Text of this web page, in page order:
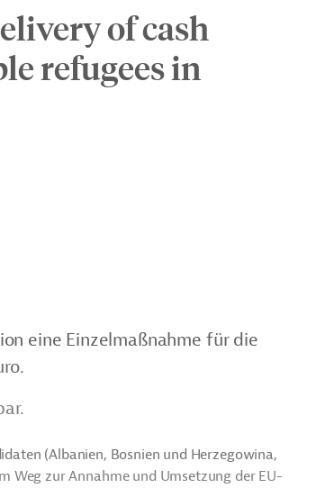
of cash
refugees in
eine Einzelmaßnahme für die
(Albanien, Bosnien und Herzegowina,
Weg zur Annahme und Umsetzung der EU-